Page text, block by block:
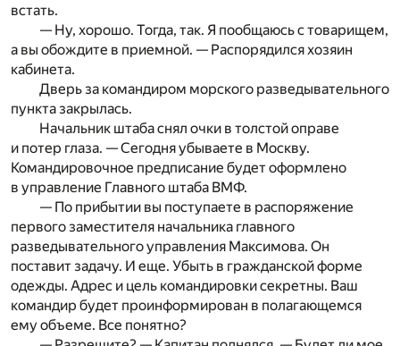
встать.
— Ну, хорошо. Тогда, так. Я пообщаюсь с товарищем,
а вы обождите в приемной. — Распорядился хозяин
кабинета.
Дверь за командиром морского разведывательного
пункта закрылась.
Начальник штаба снял очки в толстой оправе
и потер глаза. — Сегодня убываете в Москву.
Командировочное предписание будет оформлено
в управление Главного штаба ВМФ.
— По прибытии вы поступаете в распоряжение
первого заместителя начальника главного
разведывательного управления Максимова. Он
поставит задачу. И еще. Убыть в гражданской форме
одежды. Адрес и цель командировки секретны. Ваш
командир будет проинформирован в полагающемся
ему объеме. Все понятно?